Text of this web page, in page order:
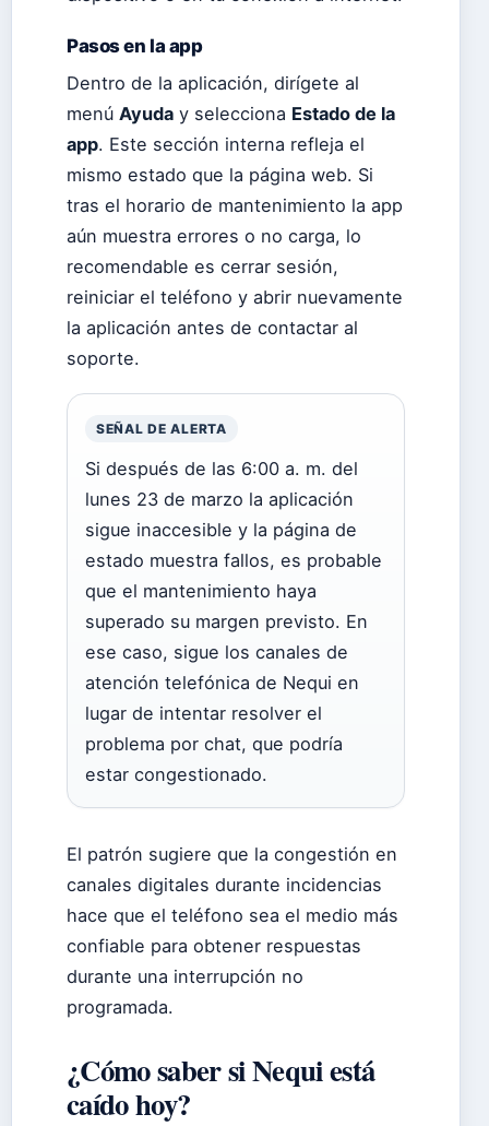
Pasos en la app
Dentro de la aplicación, dirígete al
menú Ayuda y selecciona Estado de la
app. Este sección interna refleja el
mismo estado que la página web. Si
tras el horario de mantenimiento la app
aún muestra errores o no carga, lo
recomendable es cerrar sesión,
reiniciar el teléfono y abrir nuevamente
la aplicación antes de contactar al
soporte.
SEÑAL DE ALERTA
Si después de las 6:00 a. m. del
lunes 23 de marzo la aplicación
sigue inaccesible y la página de
estado muestra fallos, es probable
que el mantenimiento haya
superado su margen previsto. En
ese caso, sigue los canales de
atención telefónica de Nequi en
lugar de intentar resolver el
problema por chat, que podría
estar congestionado.
El patrón sugiere que la congestión en
canales digitales durante incidencias
hace que el teléfono sea el medio más
confiable para obtener respuestas
durante una interrupción no
programada.
¿Cómo saber si Nequi está
caído hoy?